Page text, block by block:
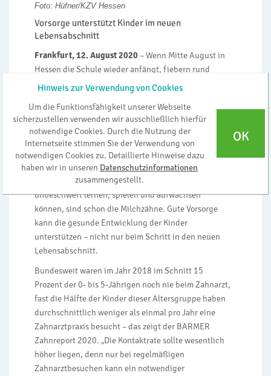
Hinweis zur Verwendung von Cookies
Um die Funktionsfähigkeit unserer Webseite
sicherzustellen verwenden wir ausschließlich hierfür
notwendige Cookies. Durch die Nutzung der
Internetseite stimmen Sie der Verwendung von
notwendigen Cookies zu. Detaillierte Hinweise dazu
haben wir in unseren Datenschutzinformationen
zusammengestellt.
OK
Foto: Hüfner/KZV Hessen
Vorsorge unterstützt Kinder im neuen
Lebensabschnitt
Frankfurt, 12. August 2020 – Wenn Mitte August in
Hessen die Schule wieder anfängt, fiebern rund
59.000 Kinder ihrem ersten Schultag überhaupt
neue Umgebung, ein neuer Tagesablauf, neue
Freunde. Neues gibt es bei einigen Erstklässlern auch
im Kindermund zu entdecken: Meist zeigen sich rund
um den 6. Geburtstag hinter den Milchzähnen die
ersten bleibenden Backenzähne. Entscheidend dafür,
dass sie gesund bleiben und die (Schul-)Kinder
unbeschwert lernen, spielen und aufwachsen
können, sind schon die Milchzähne. Gute Vorsorge
kann die gesunde Entwicklung der Kinder
unterstützen – nicht nur beim Schritt in den neuen
Lebensabschnitt.
Bundesweit waren im Jahr 2018 im Schnitt 15
Prozent der 0- bis 5-Jährigen noch nie beim Zahnarzt,
fast die Hälfte der Kinder dieser Altersgruppe haben
durchschnittlich weniger als einmal pro Jahr eine
Zahnarztpraxis besucht – das zeigt der BARMER
Zahnreport 2020. „Die Kontaktrate sollte wesentlich
höher liegen, denn nur bei regelmäßigen
Zahnarztbesuchen kann ein notwendiger